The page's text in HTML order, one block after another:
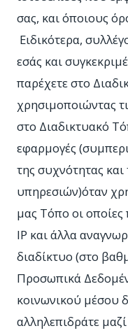
σας, και όποιους
Ειδικότερα,
εσάς και
παρέχετε στο
χρησιμοποιώντας
στο Διαδικτυακό
εφαρμογές
της συχνότητας
υπηρεσιών)όταν
μας Τόπο οι
IP και άλλα
διαδίκτυο (στο
Προσωπικά
κοινωνικού μέσου
αλληλεπιδράτε